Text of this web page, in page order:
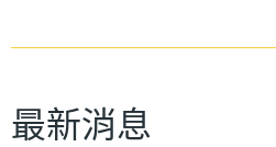
最新消息